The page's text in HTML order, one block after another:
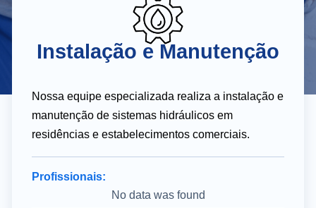
Instalação e Manutenção
Nossa equipe especializada realiza a instalação e
manutenção de sistemas hidráulicos em
residências e estabelecimentos comerciais.
Profissionais:
No data was found